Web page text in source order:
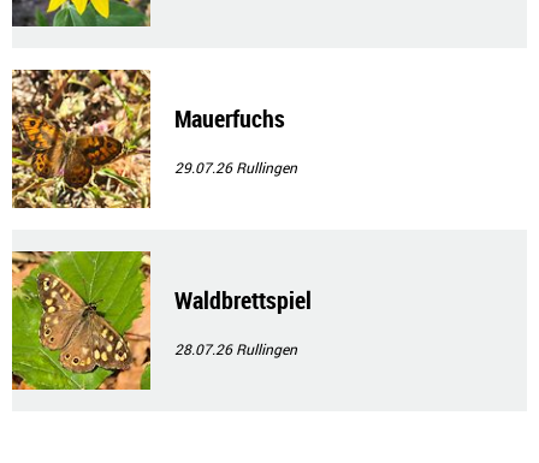
Mauerfuchs
29.07.26Rullingen
Waldbrettspiel
28.07.26Rullingen